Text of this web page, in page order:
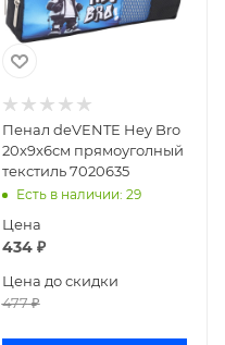
Пенал deVENTE Hey Bro
20x9x6см прямоуголный
текстиль 7020635
Есть в наличии: 29
Цена
434₽
Цена до скидки
477₽